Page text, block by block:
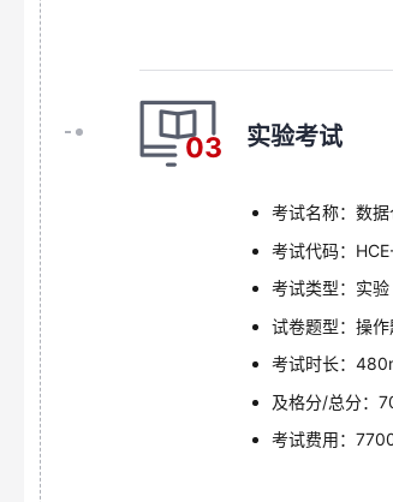
03 实验考试
考试名称：数
考试代码：
考试类型：实验
试卷题型：操作
考试时长：
及格分/总分：
考试费用：